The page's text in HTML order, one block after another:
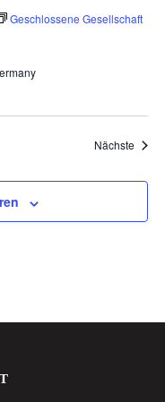
Geschlossene Gesellschaft
Nächste